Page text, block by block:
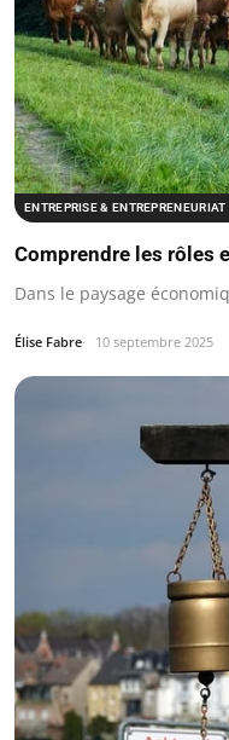
ENTREPRISE & ENTREPRENEURIAT
Comprendre les rôles
Dans le paysage
Élise Fabre 10 septembre 2025